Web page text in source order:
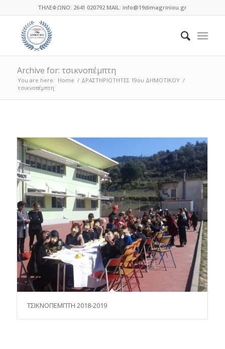
ΤΗΛΕΦΩΝΟ: 2641 020792 MAIL: info@19dimagriniou.gr
Archive for: τσικνοπέμπτη
You are here: Home / ΔΡΑΣΤΗΡΙΟΤΗΤΕΣ 19ου ΔΗΜΟΤΙΚΟΥ /
τσικνοπέμπτη
ΤΣΙΚΝΟΠΕΜΠΤΗ 2018-2019